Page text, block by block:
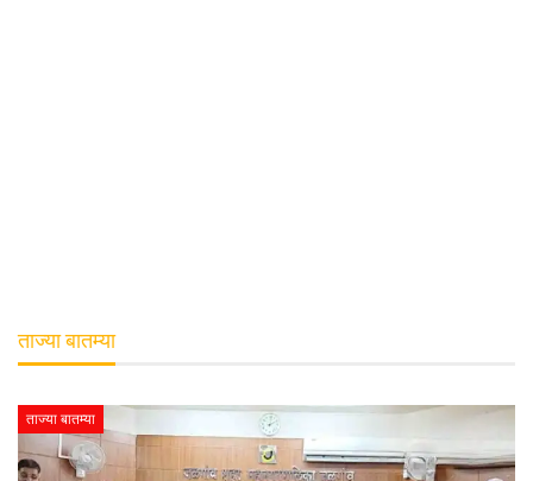
ताज्या बातम्या
ताज्या बातम्या